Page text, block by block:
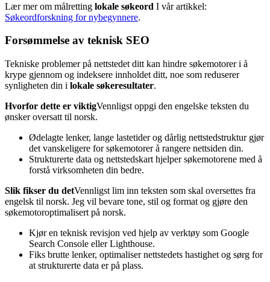
Lær mer om målretting lokale søkeord I vår artikkel:
Søkeordforskning for nybegynnere.
Forsømmelse av teknisk SEO
Tekniske problemer på nettstedet ditt kan hindre søkemotorer i å
krype gjennom og indeksere innholdet ditt, noe som reduserer
synligheten din i lokale søkeresultater.
Hvorfor dette er viktigVennligst oppgi den engelske teksten du
ønsker oversatt til norsk.
Ødelagte lenker, lange lastetider og dårlig nettstedstruktur gjør
det vanskeligere for søkemotorer å rangere nettsiden din.
Strukturerte data og nettstedskart hjelper søkemotorene med å
forstå virksomheten din bedre.
Slik fikser du detVennligst lim inn teksten som skal oversettes fra
engelsk til norsk. Jeg vil bevare tone, stil og format og gjøre den
søkemotoroptimalisert på norsk.
Kjør en teknisk revisjon ved hjelp av verktøy som Google
Search Console eller Lighthouse.
Fiks brutte lenker, optimaliser nettstedets hastighet og sørg for
at strukturerte data er på plass.